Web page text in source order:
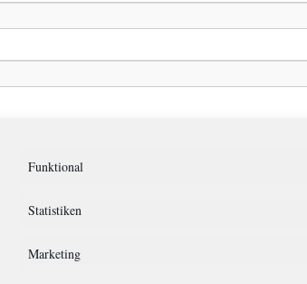
Funktional
Statistiken
Marketing
für meinen nächsten Kommentar speichern.